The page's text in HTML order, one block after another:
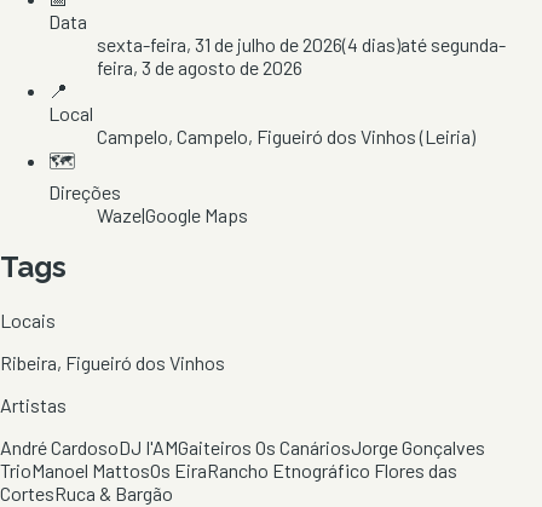
Data
sexta-feira, 31 de julho de 2026(4 dias)até segunda-
feira, 3 de agosto de 2026
📍
Local
Campelo, Campelo, Figueiró dos Vinhos(Leiria)
🗺️
Direções
Waze|Google Maps
Tags
Locais
Ribeira, Figueiró dos Vinhos
Artistas
André CardosoDJ I'AMGaiteiros Os CanáriosJorge Gonçalves
TrioManoel MattosOs EiraRancho Etnográfico Flores das
CortesRuca & Bargão